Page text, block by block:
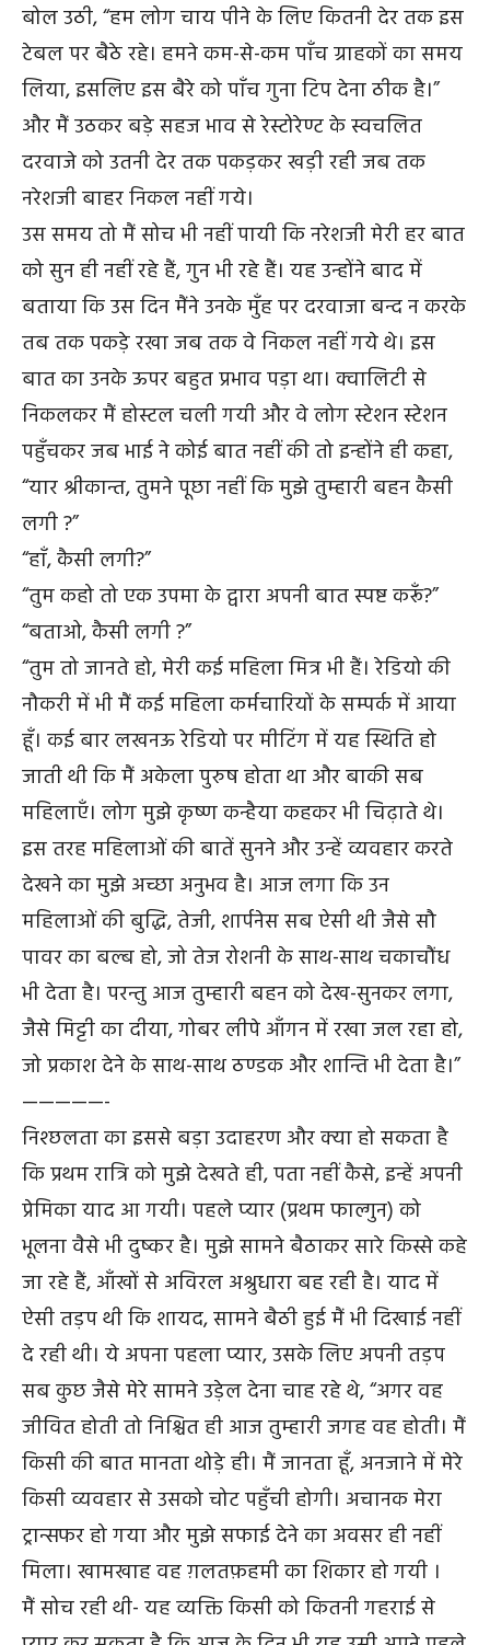
बोल उठी, “हम लोग चाय पीने के लिए कितनी देर तक इस
टेबल पर बैठे रहे। हमने कम-से-कम पाँच ग्राहकों का समय
लिया, इसलिए इस बैरे को पाँच गुना टिप देना ठीक है।”
और मैं उठकर बड़े सहज भाव से रेस्टोरेण्ट के स्वचलित
दरवाजे को उतनी देर तक पकड़कर खड़ी रही जब तक
नरेशजी बाहर निकल नहीं गये।
उस समय तो मैं सोच भी नहीं पायी कि नरेशजी मेरी हर बात
को सुन ही नहीं रहे हैं, गुन भी रहे हैं। यह उन्होंने बाद में
बताया कि उस दिन मैंने उनके मुँह पर दरवाजा बन्द न करके
तब तक पकड़े रखा जब तक वे निकल नहीं गये थे। इस
बात का उनके ऊपर बहुत प्रभाव पड़ा था। क्वालिटी से
निकलकर मैं होस्टल चली गयी और वे लोग स्टेशन स्टेशन
पहुँचकर जब भाई ने कोई बात नहीं की तो इन्होंने ही कहा,
“यार श्रीकान्त, तुमने पूछा नहीं कि मुझे तुम्हारी बहन कैसी
लगी ?”
“हाँ, कैसी लगी?”
“तुम कहो तो एक उपमा के द्वारा अपनी बात स्पष्ट करूँ?”
“बताओ, कैसी लगी ?”
“तुम तो जानते हो, मेरी कई महिला मित्र भी हैं। रेडियो की
नौकरी में भी मैं कई महिला कर्मचारियों के सम्पर्क में आया
हूँ। कई बार लखनऊ रेडियो पर मीटिंग में यह स्थिति हो
जाती थी कि मैं अकेला पुरुष होता था और बाकी सब
महिलाएँ। लोग मुझे कृष्ण कन्हैया कहकर भी चिढ़ाते थे।
इस तरह महिलाओं की बातें सुनने और उन्हें व्यवहार करते
देखने का मुझे अच्छा अनुभव है। आज लगा कि उन
महिलाओं की बुद्धि, तेजी, शार्पनेस सब ऐसी थी जैसे सौ
पावर का बल्ब हो, जो तेज रोशनी के साथ-साथ चकाचौंध
भी देता है। परन्तु आज तुम्हारी बहन को देख-सुनकर लगा,
जैसे मिट्टी का दीया, गोबर लीपे आँगन में रखा जल रहा हो,
जो प्रकाश देने के साथ-साथ ठण्डक और शान्ति भी देता है।”
—————-
निश्छलता का इससे बड़ा उदाहरण और क्या हो सकता है
कि प्रथम रात्रि को मुझे देखते ही, पता नहीं कैसे, इन्हें अपनी
प्रेमिका याद आ गयी। पहले प्यार (प्रथम फाल्गुन) को
भूलना वैसे भी दुष्कर है। मुझे सामने बैठाकर सारे किस्से कहे
जा रहे हैं, आँखों से अविरल अश्रुधारा बह रही है। याद में
ऐसी तड़प थी कि शायद, सामने बैठी हुई मैं भी दिखाई नहीं
दे रही थी। ये अपना पहला प्यार, उसके लिए अपनी तड़प
सब कुछ जैसे मेरे सामने उड़ेल देना चाह रहे थे, “अगर वह
जीवित होती तो निश्चित ही आज तुम्हारी जगह वह होती। मैं
किसी की बात मानता थोड़े ही। मैं जानता हूँ, अनजाने में मेरे
किसी व्यवहार से उसको चोट पहुँची होगी। अचानक मेरा
ट्रान्सफर हो गया और मुझे सफाई देने का अवसर ही नहीं
मिला। खामखाह वह ग़लतफ़हमी का शिकार हो गयी ।
मैं सोच रही थी- यह व्यक्ति किसी को कितनी गहराई से